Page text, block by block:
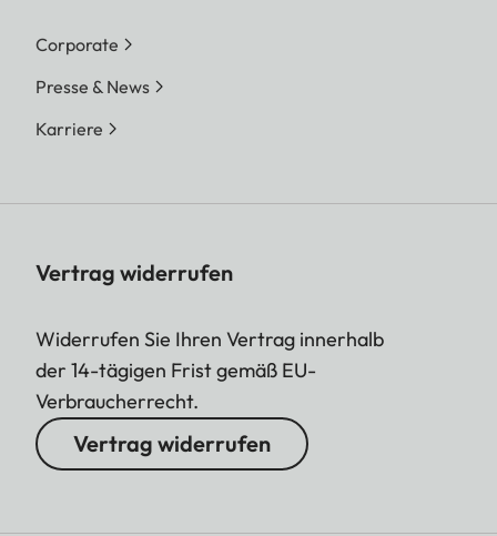
Corporate
Presse & News
Karriere
Vertrag widerrufen
Widerrufen Sie Ihren Vertrag innerhalb
der 14-tägigen Frist gemäß EU-
Verbraucherrecht.
Vertrag widerrufen